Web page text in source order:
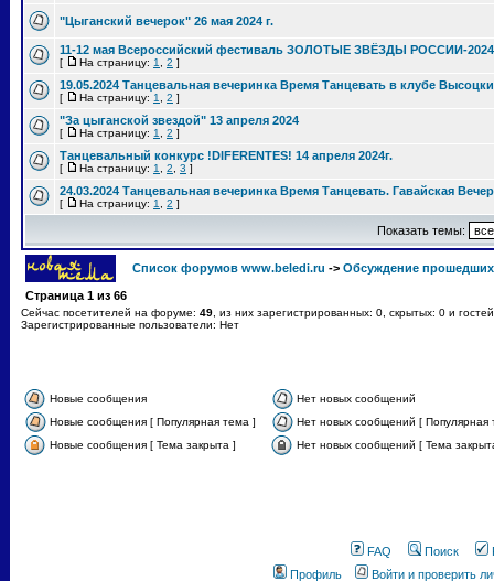
"Цыганский вечерок" 26 мая 2024 г.
11-12 мая Всероссийский фестиваль ЗОЛОТЫЕ ЗВЁЗДЫ РОССИИ-2024
[ На страницу: 1 2 ]
19.05.2024 Танцевальная вечеринка Время Танцевать в клубе
[ На страницу: 1 2 ]
"За цыганской звездой" 13 апреля 2024
[ На страницу: 1 2 ]
Танцевальный конкурс !DIFERENTES! 14 апреля 2024г.
[ На страницу: 1 2 3 ]
24.03.2024 Танцевальная вечеринка Время Танцевать. Гавайская
[ На страницу: 1 2 ]
Показать темы:
Список форумов www.beledi.ru -> Обсуждение
Страница 1 из 66
Сейчас посетителей на форуме: 49 , из них зарегистрированных: 0, скрытых: 0 и
Зарегистрированные пользователи: Нет
Новые сообщения
Нет новых сообщений
Новые сообщения [ Популярная тема ]
Нет новых сообщений [ Популярная
Новые сообщения [ Тема закрыта ]
Нет новых сообщений [ Тема
FAQ Поиск
Профиль
Войти и проверить